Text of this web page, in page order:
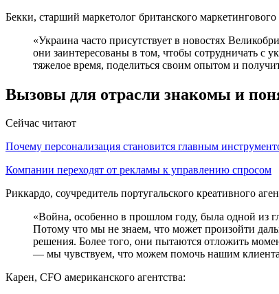
Бекки, старший маркетолог британского маркетингового
«Украина часто присутствует в новостях
они заинтересованы в том, чтобы сотрудничать с
тяжелое время, поделиться своим опытом и
Вызовы для отрасли знакомы и
Сейчас читают
Почему персонализация становится главным
Компании переходят от рекламы к управлению спросом
Риккардо, соучредитель португальского креативного
«Война, особенно в прошлом году, была одной
Потому что мы не знаем, что может произойти
решения. Более того, они пытаются отложить
— мы чувствуем, что можем помочь нашим
Карен, CFO американского агентства: